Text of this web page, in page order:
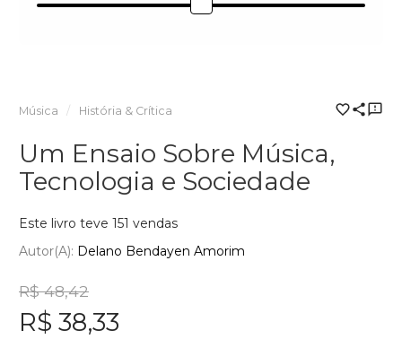
Música História & Crítica
Um Ensaio Sobre Música,
Tecnologia e Sociedade
Este livro teve 151 vendas
Autor(a): Delano Bendayen Amorim
R$ 48,42
R$ 38,33